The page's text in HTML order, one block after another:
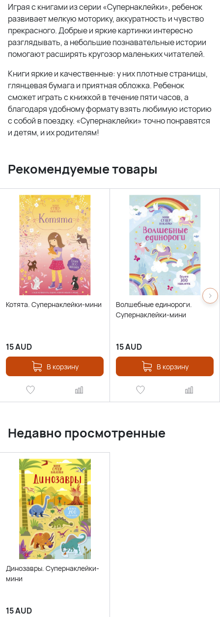
Играя с книгами из серии «Супернаклейки», ребенок
развивает мелкую моторику, аккуратность и чувство
прекрасного. Добрые и яркие картинки интересно
разглядывать, а небольшие познавательные истории
помогают расширять кругозор маленьких читателей.
Книги яркие и качественные: у них плотные страницы,
глянцевая бумага и приятная обложка. Ребенок
сможет играть с книжкой в течение пяти часов, а
благодаря удобному формату взять любимую историю
с собой в поездку. «Супернаклейки» точно понравятся
и детям, и их родителям!
Рекомендуемые товары
Котята. Супернаклейки-мини
15AUD
В корзину
Волшебные единороги.
Супернаклейки-мини
15AUD
В корзину
Недавно просмотренные
Динозавры. Супернаклейки-
мини
15AUD